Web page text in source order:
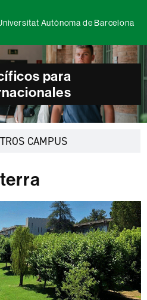
Autònoma de Barcelona
para
CAMPUS